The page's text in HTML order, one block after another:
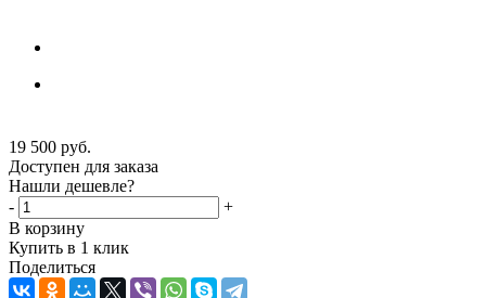
19 500 руб.
Доступен для заказа
Нашли дешевле?
-
+
В корзину
Купить в 1 клик
Поделиться